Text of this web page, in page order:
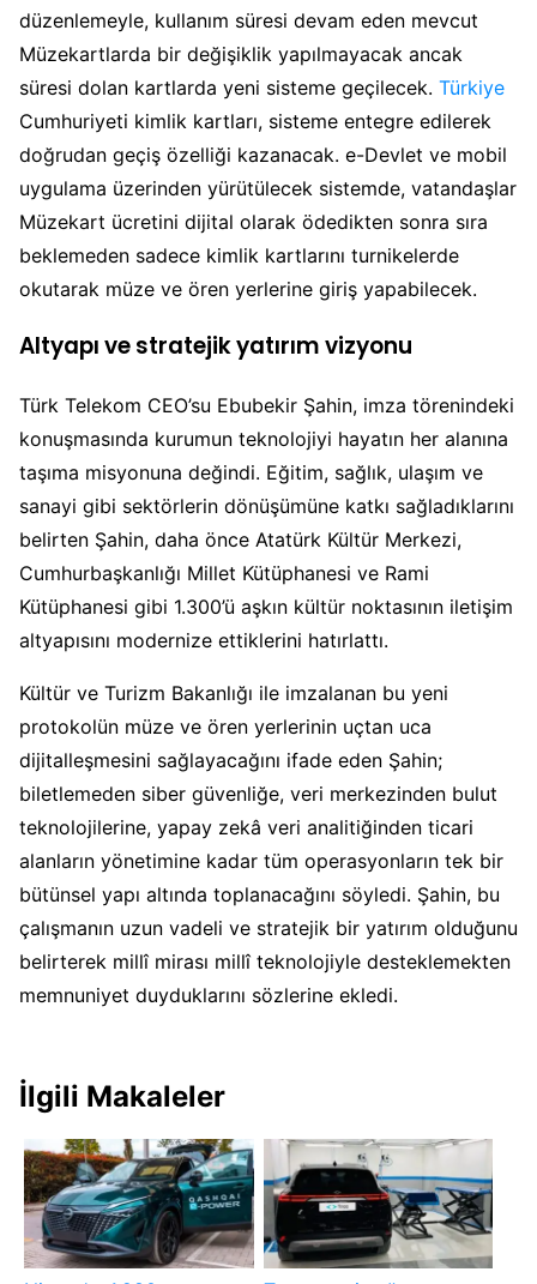
düzenlemeyle, kullanım süresi devam eden mevcut
Müzekartlarda bir değişiklik yapılmayacak ancak
süresi dolan kartlarda yeni sisteme geçilecek. Türkiye
Cumhuriyeti kimlik kartları, sisteme entegre edilerek
doğrudan geçiş özelliği kazanacak. e-Devlet ve mobil
uygulama üzerinden yürütülecek sistemde, vatandaşlar
Müzekart ücretini dijital olarak ödedikten sonra sıra
beklemeden sadece kimlik kartlarını turnikelerde
okutarak müze ve ören yerlerine giriş yapabilecek.
Altyapı ve stratejik yatırım vizyonu
Türk Telekom CEO’su Ebubekir Şahin, imza törenindeki
konuşmasında kurumun teknolojiyi hayatın her alanına
taşıma misyonuna değindi. Eğitim, sağlık, ulaşım ve
sanayi gibi sektörlerin dönüşümüne katkı sağladıklarını
belirten Şahin, daha önce Atatürk Kültür Merkezi,
Cumhurbaşkanlığı Millet Kütüphanesi ve Rami
Kütüphanesi gibi 1.300’ü aşkın kültür noktasının iletişim
altyapısını modernize ettiklerini hatırlattı.
Kültür ve Turizm Bakanlığı ile imzalanan bu yeni
protokolün müze ve ören yerlerinin uçtan uca
dijitalleşmesini sağlayacağını ifade eden Şahin;
biletlemeden siber güvenliğe, veri merkezinden bulut
teknolojilerine, yapay zekâ veri analitiğinden ticari
alanların yönetimine kadar tüm operasyonların tek bir
bütünsel yapı altında toplanacağını söyledi. Şahin, bu
çalışmanın uzun vadeli ve stratejik bir yatırım olduğunu
belirterek millî mirası millî teknolojiyle desteklemekten
memnuniyet duyduklarını sözlerine ekledi.
İlgili Makaleler